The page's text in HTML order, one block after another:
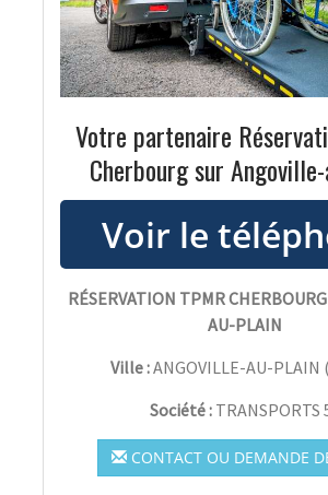
Votre partenaire
Cherbourg sur
RÉSERVATION TPMR
AU-PLAIN
Ville :ANGOVILLE-AU-PLAIN (
Société : TRANSPORTS
CONTACT OU DEMANDE